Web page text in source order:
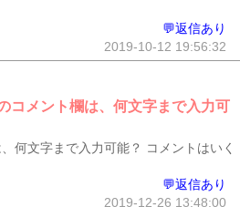
💬返信あり
2019-10-12 19:56:32
コメント欄は、何文字まで入力可
何文字まで入力可能？ コメントはいく
💬返信あり
2019-12-26 13:48:00